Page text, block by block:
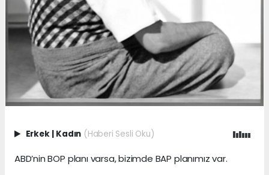
Erkek | Kadın (Haberi Sesli Oku)
ABD’nin BOP planı varsa, bizimde BAP planımız var.